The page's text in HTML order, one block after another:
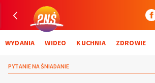
WYDANIA WIDEO KUCHNIA ZDROWIE
PYTANIE NA ŚNIADANIE